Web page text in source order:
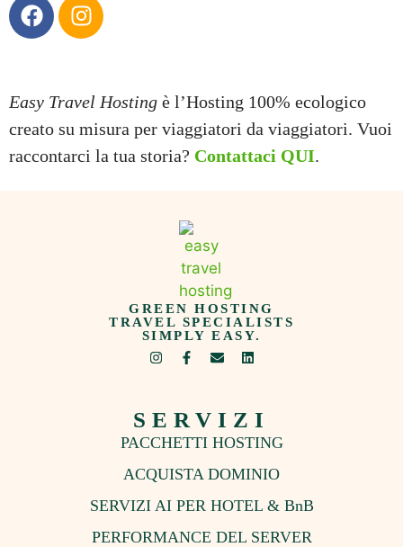
Easy Travel Hosting è l’Hosting 100% ecologico
creato su misura per viaggiatori da viaggiatori. Vuoi
raccontarci la tua storia? Contattaci QUI.
GREEN HOSTING
TRAVEL SPECIALISTS
SIMPLY EASY.
SERVIZI
PACCHETTI HOSTING
ACQUISTA DOMINIO
SERVIZI AI PER HOTEL & BnB
PERFORMANCE DEL SERVER